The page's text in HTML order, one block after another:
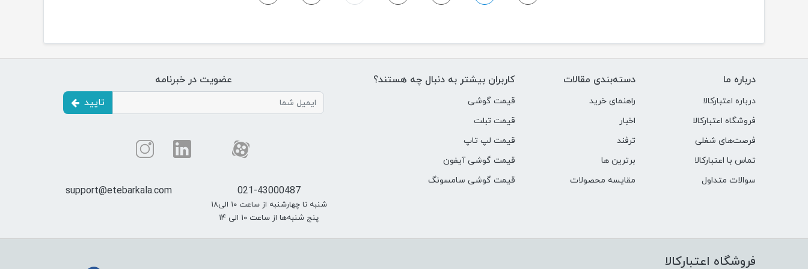
درباره ما
درباره اعتبارکالا
فروشگاه اعتبارکالا
فرصت‌های شغلی
تماس با اعتبارکالا
سوالات متداول
دسته‌بندی مقالات
راهنمای خرید
اخبار
ترفند
برترین ها
مقایسه محصولات
کاربران بیشتر به دنبال چه هستند؟
قیمت گوشی
قیمت تبلت
قیمت لپ تاپ
قیمت گوشی آیفون
قیمت گوشی سامسونگ
عضویت در خبرنامه
تایید
021-43000487
شنبه تا چهارشنبه از ساعت ۱۰ الی۱۸
پنج شنبه‌ها از ساعت ۱۰ الی ۱۴
support@etebarkala.com
فروشگاه اعتبارکالا